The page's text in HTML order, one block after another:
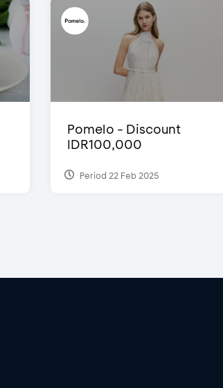
Pomelo - Discount
IDR100,000
Period 22 Feb 2025